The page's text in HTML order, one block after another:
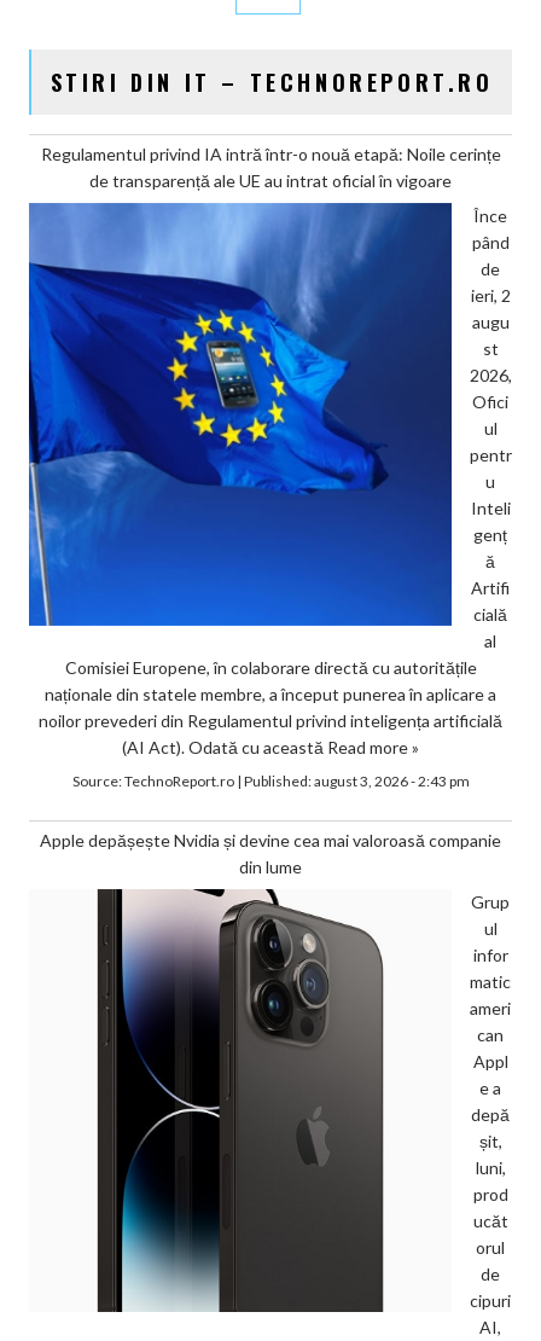
STIRI DIN IT – TECHNOREPORT.RO
Regulamentul privind IA intră într-o nouă etapă: Noile cerințe
de transparență ale UE au intrat oficial în vigoare
Înce
pând
de
ieri, 2
augu
st
2026,
Ofici
ul
pentr
u
Inteli
genț
ă
Artifi
cială
al
Comisiei Europene, în colaborare directă cu autoritățile
naționale din statele membre, a început punerea în aplicare a
noilor prevederi din Regulamentul privind inteligența artificială
(AI Act). Odată cu această Read more »
Source:TechnoReport.ro| Published:august 3, 2026 - 2:43 pm
Apple depășește Nvidia și devine cea mai valoroasă companie
din lume
Grup
ul
infor
matic
ameri
can
Appl
e a
depă
șit,
luni,
prod
ucăt
orul
de
cipuri
AI,